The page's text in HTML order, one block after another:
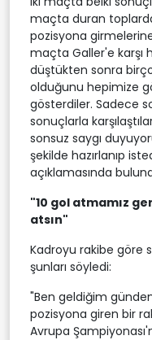
maçta duran
pozisyona
maçta Galler'e karşı
düştükten sonra
olduğunu hepimize
gösterdiler. Sadece
sonuçlarla
sonsuz saygı
şekilde hazırlanıp
açıklamasında
"10 gol atmamız
atsın"
Kadroyu rakibe göre
şunları söyledi:
"Ben geldiğim
pozisyona giren bir
Avrupa